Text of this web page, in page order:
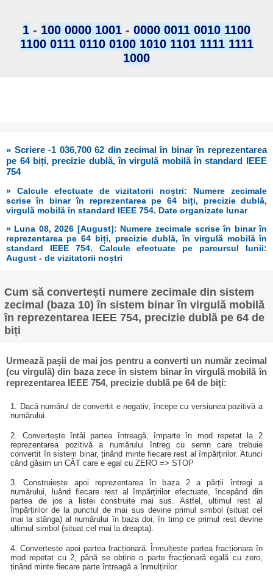
1 - 100 0000 1001 - 0000 0011 0010 1100
1100 0111 0110 0100 1010 1101 1111 1111
1000
» Scriere -1 036,700 62 din zecimal în binar în reprezentarea
pe 64 biți, precizie dublă, în virgulă mobilă în standard IEEE
754
» Calcule efectuate de vizitatorii noștri: Numere zecimale
scrise în binar în reprezentarea pe 64 biți, precizie dublă,
virgulă mobilă în standard IEEE 754. Date organizate lunar
» Luna 08, 2026 [August]: Numere zecimale scrise în binar în
reprezentarea pe 64 biți, precizie dublă, în virgulă mobilă în
standard IEEE 754. Calcule efectuate pe parcursul lunii:
August - de vizitatorii noștri
Cum să convertești numere zecimale din sistem
zecimal (baza 10) în sistem binar în virgulă mobilă
în reprezentarea IEEE 754, precizie dublă pe 64 de
biți
Urmează pașii de mai jos pentru a converti un număr zecimal
(cu virgulă) din baza zece în sistem binar în virgulă mobilă în
reprezentarea IEEE 754, precizie dublă pe 64 de biți:
1. Dacă numărul de convertit e negativ, începe cu versiunea pozitivă a
numărului.
2. Convertește întâi partea întreagă, împarte în mod repetat la 2
reprezentarea pozitivă a numărului întreg cu semn care trebuie
convertit în sistem binar, ținând minte fiecare rest al împărțirilor. Atunci
când găsim un CÂT care e egal cu ZERO => STOP
3. Construiește apoi reprezentarea în baza 2 a părții întregi a
numărului, luând fiecare rest al împărțirilor efectuate, începând din
partea de jos a listei construite mai sus. Astfel, ultimul rest al
împărțirilor de la punctul de mai sus devine primul simbol (situat cel
mai la stânga) al numărului în baza doi, în timp ce primul rest devine
ultimul simbol (situat cel mai la dreapta).
4. Convertește apoi partea fracționară. Înmulțește partea fracționara în
mod repetat cu 2, până se obține o parte fracționară egală cu zero,
ținând minte fiecare parte întreagă a înmulțirilor.